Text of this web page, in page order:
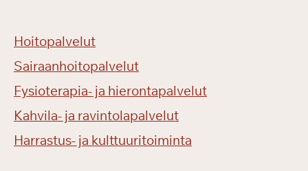
Hoitopalvelut
Sairaanhoitopalvelut
Fysioterapia- ja hierontapalvelut
Kahvila- ja ravintolapalvelut
Harrastus- ja kulttuuritoiminta